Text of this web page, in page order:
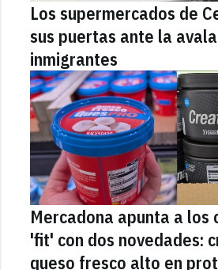
Los supermercados de
sus puertas ante la
inmigrantes
Mercadona apunta a los
'fit' con dos novedades:
queso fresco alto en